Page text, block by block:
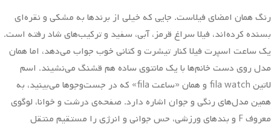
رنگ همان امضای فیلاست. جایی که خیلی از برندها به مشکی و نقره‌ای
بسنده کرده‌اند، فیلا سراغ قرمز، آبی، سفید و ترکیب‌های شاد رفته است.
یک ساعت اسپرت فیلا کنار تیشرت و کتانی خوب جواب می‌دهد، اما همان
مدل روی دست خانم‌ها با یک مانتوی ساده هم قشنگ می‌نشیند. اسم
لاتین fila watch و همان «ساعت fila» که در جست‌وجوها می‌بینید، به
همین مدل‌های رنگی و جوان اشاره دارد. صفحه‌ی درشت و خوانا، لوگوی
معروف F و بندهای ورزشی، حس جوانی و انرژی را مستقیم منتقل